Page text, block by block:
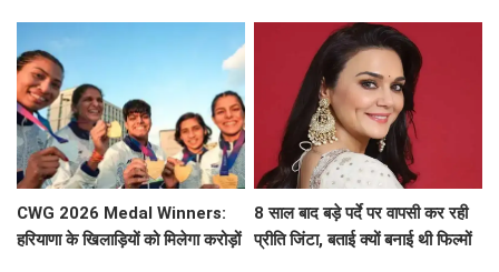
CWG 2026 Medal Winners:
हरियाणा के खिलाड़ियों को मिलेगा करोड़ों
8 साल बाद बड़े पर्दे पर वापसी कर रही
प्रीति जिंटा, बताई क्यों बनाई थी फिल्मों